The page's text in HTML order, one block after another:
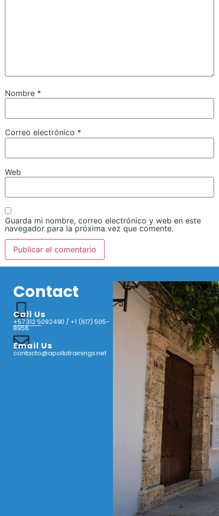
Nombre *
Correo electrónico *
Web
Guarda mi nombre, correo electrónico y web en este
navegador para la próxima vez que comente.
Contact
Call Us
+57 312 5092490 / +1 (617) 505-
8956
Email Us
contacto@apollotrainings.net